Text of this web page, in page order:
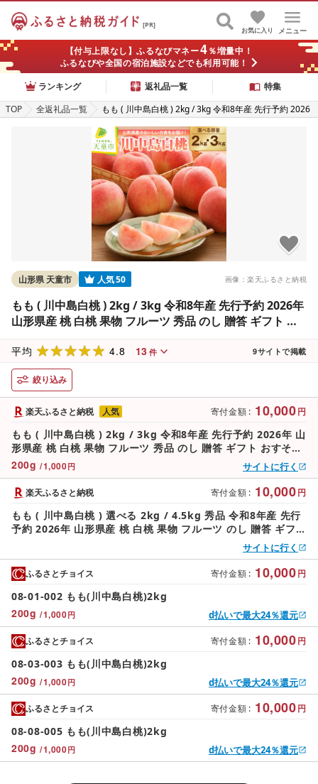
[PR]
メニュー
お気に入り
【付与上限なし】ふるなびマネー4％増量中！
ふるなびや全国の宿泊施設などでも利用可能！
ランキング
返礼品一覧
特集
TOP
全返礼品一覧
もも ( 川中島白桃 ) 2kg / 3kg 令和8年産 先行予約 2026
年 山形県産 桃 白桃 果物 フルーツ 秀品 のし 贈答 ギフ
ト おすそ分け 期間限定 冷蔵便 送料無料 産地直送 お取
り寄せ [ 山形県 天童市 ]
画像：楽天ふるさと納税
山形県 天童市 人気50
もも ( 川中島白桃 ) 2kg / 3kg 令和8年産 先行予約 2026年
山形県産 桃 白桃 果物 フルーツ 秀品 のし 贈答 ギフト お
山形県 天童市 ]
平均 4.8 13 件 9サイトで掲載
絞り込み
寄付金額 : 10,000円
200g /1,000円
楽天ふるさと納税
もも ( 川中島白桃 ) 2kg / 3kg 令和8年産 先行予約 2026年 山
形県産 桃 白桃 果物 フルーツ 秀品 のし 贈答 ギフト おすそ分
け 期間限定 冷蔵便 送料無料 産地直送 お取り寄せ [ 山形県 天
童市 ]
人気
サイトに行く
寄付金額 : 10,000円
楽天ふるさと納税
もも ( 川中島白桃 ) 選べる 2kg / 4.5kg 秀品 令和8年産 先行
予約 2026年 山形県産 桃 白桃 果物 フルーツ のし 贈答 ギフト
おすそ分け 期間限定 冷蔵便 送料無料 産地直送 お取り寄せ [
山形県 天童市 ]
サイトに行く
寄付金額 : 10,000円
200g /1,000円
ふるさとチョイス
08-01-002 もも(川中島白桃)2kg
d払いで最大24％還元
寄付金額 : 10,000円
200g /1,000円
ふるさとチョイス
08-03-003 もも(川中島白桃)2kg
d払いで最大24％還元
寄付金額 : 10,000円
200g /1,000円
ふるさとチョイス
08-08-005 もも(川中島白桃)2kg
d払いで最大24％還元